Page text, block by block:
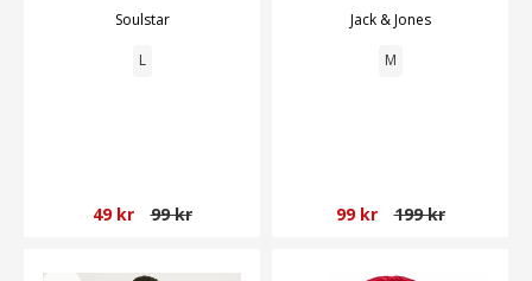
Soulstar
L
49 kr 99 kr
Jack & Jones
M
99 kr 199 kr